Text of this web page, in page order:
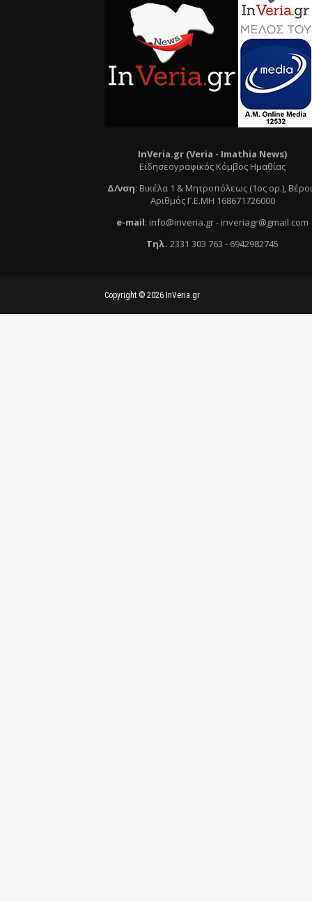
InVeria.gr (Veria - Ιmathia News)
Ειδησεογραφικός Κόμβος Ημαθίας
Δ/νση: Βικέλα 1 & Μητροπόλεως (1ος ορ.),
Αριθμός Γ.Ε.ΜΗ 168671726000
e-mail: info@inveria.gr- inveriagr@gmail.com
Τηλ. 2331 303 763 - 6942982745
Copyright © 2026 InVeria.gr